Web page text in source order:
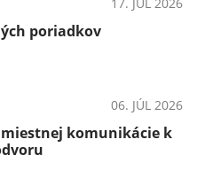
poriadkov
06. JÚL 2026
komunikácie k